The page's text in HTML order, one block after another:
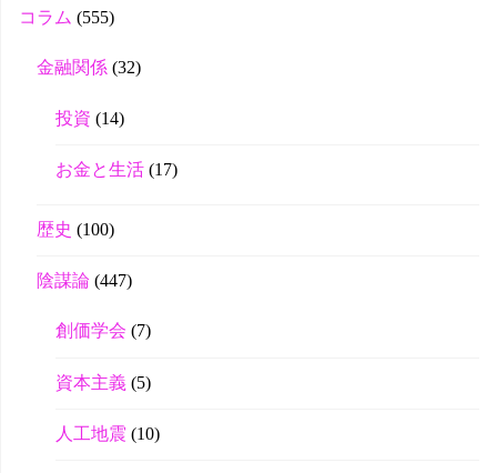
コラム (555)
金融関係 (32)
投資 (14)
お金と生活(17)
歴史 (100)
陰謀論 (447)
創価学会 (7)
資本主義(5)
人工地震 (10)